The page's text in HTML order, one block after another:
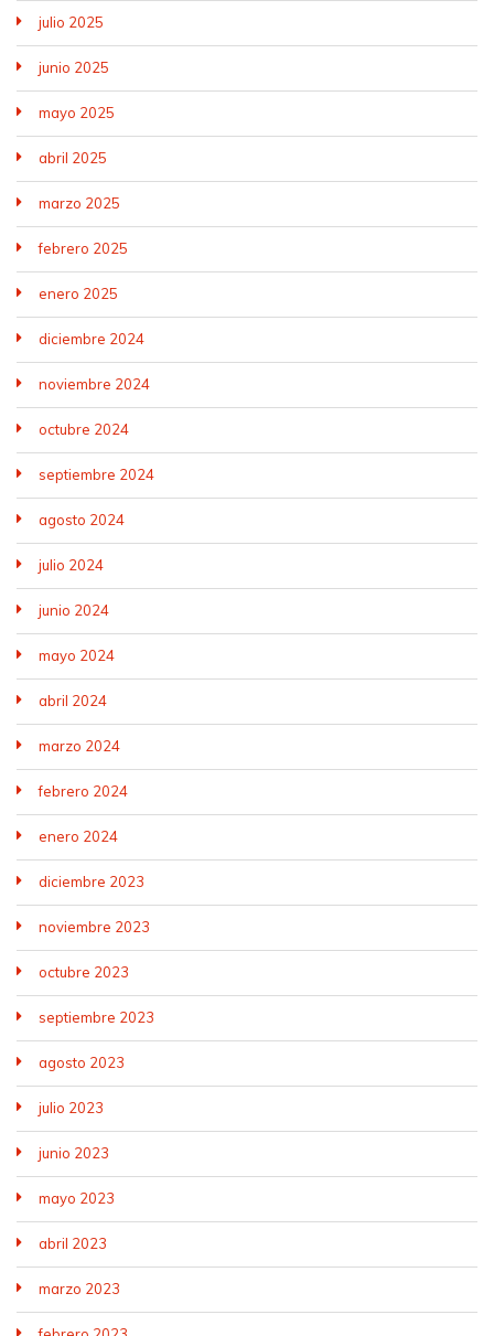
julio 2025
junio 2025
mayo 2025
abril 2025
marzo 2025
febrero 2025
enero 2025
diciembre 2024
noviembre 2024
octubre 2024
septiembre 2024
agosto 2024
julio 2024
junio 2024
mayo 2024
abril 2024
marzo 2024
febrero 2024
enero 2024
diciembre 2023
noviembre 2023
octubre 2023
septiembre 2023
agosto 2023
julio 2023
junio 2023
mayo 2023
abril 2023
marzo 2023